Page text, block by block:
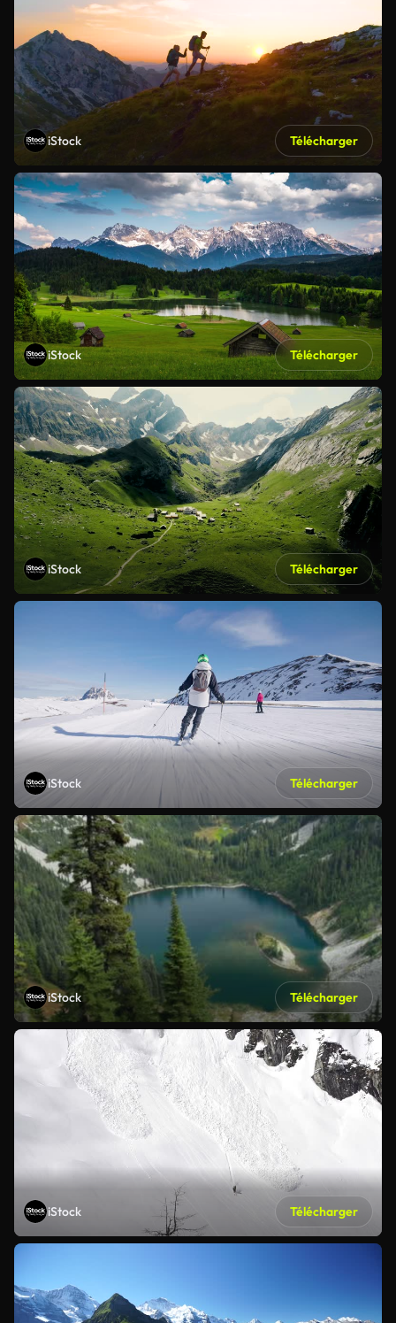
iStock Télécharger
iStock Télécharger
iStock Télécharger
iStock Télécharger
iStock Télécharger
iStock Télécharger